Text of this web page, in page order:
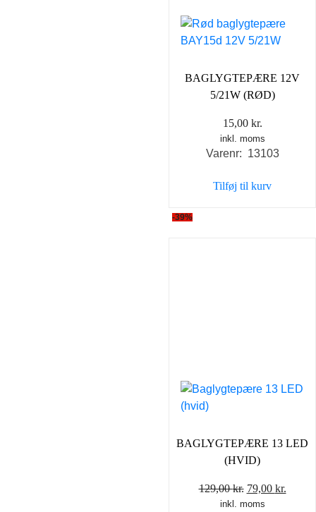
BAGLYGTEPÆRE 12V
5/21W (RØD)
15,00 kr.
inkl. moms
Varenr: 13103
Tilføj til kurv
-39%
BAGLYGTEPÆRE 13 LED
(HVID)
129,00kr. Den
oprindelige
79,00 kr.
inkl. moms